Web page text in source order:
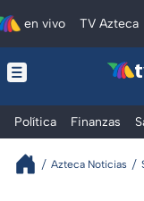
en vivo TV Azteca
Política Finanzas
Azteca Noticias